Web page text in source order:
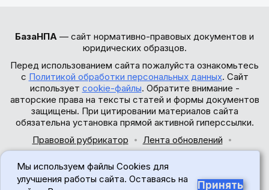
БазаНПА — сайт нормативно-правовых документов и
юридических образцов.
Перед использованием сайта пожалуйста ознакомьтесь
с Политикой обработки персональных данных. Сайт
использует cookie-файлы. Обратите внимание -
авторские права на тексты статей и формы документов
защищены. При цитировании материалов сайта
обязательна установка прямой активной гиперссылки.
Правовой рубрикатор
Лента обновлений
© 2017-2026
Мы используем файлы Cookies для
улучшения работы сайта. Оставаясь на
Принять